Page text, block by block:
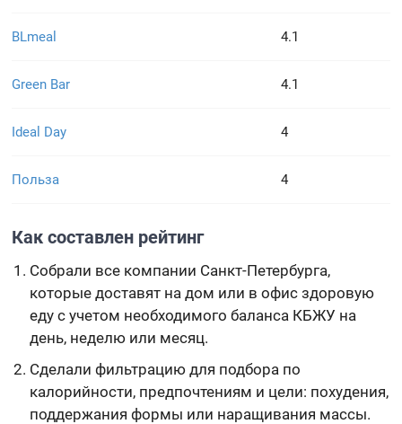
BLmeal 4.1
Green Bar 4.1
Ideal Day 4
Польза 4
Как составлен рейтинг
Собрали все компании Санкт-Петербурга,
которые доставят на дом или в офис здоровую
еду с учетом необходимого баланса КБЖУ на
день, неделю или месяц.
Сделали фильтрацию для подбора по
калорийности, предпочтениям и цели: похудения,
поддержания формы или наращивания массы.